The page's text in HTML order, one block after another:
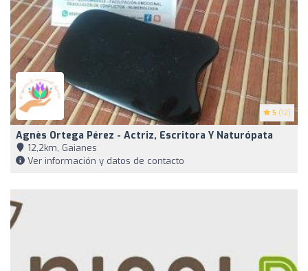
5 (12)
Agnès Ortega Pérez - Actriz, Escritora Y Naturópata
12,2km, Gaianes
Ver información y datos de contacto